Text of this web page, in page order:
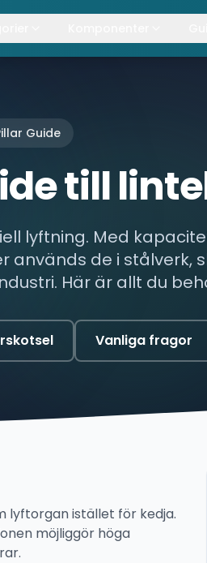
Guide
till
lyftning. Med
används de i stålverk,
Här är allt du
Vanliga fragor
lyftorgan istället för kedja.
möjliggör höga